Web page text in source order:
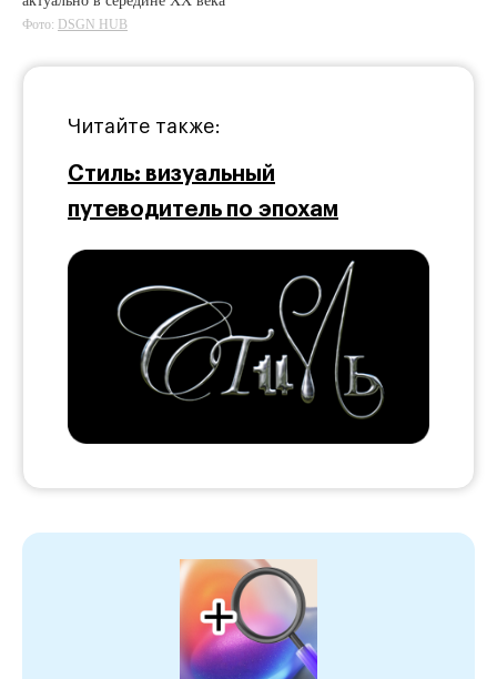
Фото: DSGN HUB
Читайте также:
Стиль: визуальный
путеводитель по эпохам